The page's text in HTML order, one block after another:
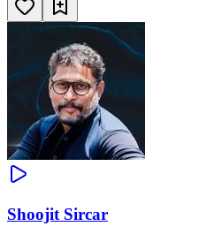
Shoojit Sircar